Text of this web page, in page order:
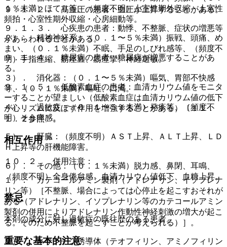
９．１．２． 高血圧の患者：血圧が上昇することがある。
９．１．３． 心疾患の患者：動悸、不整脈、症状の増悪等
があらわれることがある。
９．１．４． 糖尿病の患者：糖尿病が増悪することがあ
る。
９．１．５． 低酸素血症の患者：血清カリウム値をモニタ
ーすることが望ましい（低酸素血症は血清カリウム値の低下
が心リズムに及ぼす作用を増強することがある）〔１１．
１．２参照〕。
相互作用
１０．２． 併用注意：
１）． カテコールアミン製剤（アドレナリン、イソプレナ
リン等）［不整脈、場合によっては心停止を起こすおそれが
ある（アドレナリン、イソプレナリン等のカテコールアミン
製剤の併用によりアドレナリン作動性神経刺激の増大が起こ
る。そのため不整脈を起こすことが考えられる）］。
２）． キサンチン誘導体（テオフィリン、アミノフィリン
１％未満）ほてり等、（頻度不明）上室性期外収縮・上室性
頻拍・心室性期外収縮・心房細動等。
２）． 精神神経系：（０．１〜５％未満）振戦、頭痛、め
まい、（０．１％未満）不眠、手足のしびれ感等、（頻度不
明）手指痙縮、筋痙直、筋痙攣、神経過敏。
３）． 消化器：（０．１〜５％未満）嘔気、胃部不快感
等、（０．１％未満）嘔吐、口渇。
４）． 過敏症：（０．１〜５％未満）発疹等、（頻度不
明）そう痒感。
５）． 肝臓：（頻度不明）ＡＳＴ上昇、ＡＬＴ上昇、ＬＤ
Ｈ上昇等の肝機能障害。
６）． その他：（０．１％未満）脱力感、鼻閉、耳鳴、
（頻度不明）全身倦怠感、血清カリウム値低下、血糖上昇。
禁忌
本剤の成分に対し過敏症の既往歴のある患者。
重要な基本的注意